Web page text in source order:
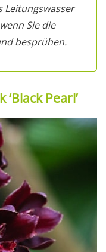
Leitungswasser
Sie die
besprühen.
Pearl’